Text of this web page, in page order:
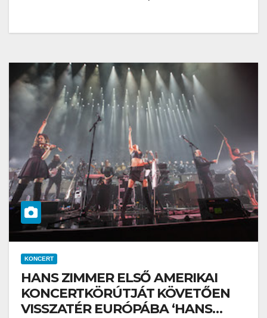
KONCERT
HANS ZIMMER ELSŐ AMERIKAI
KONCERTKÖRÚTJÁT KÖVETŐEN
VISSZATÉR EURÓPÁBA ‘HANS